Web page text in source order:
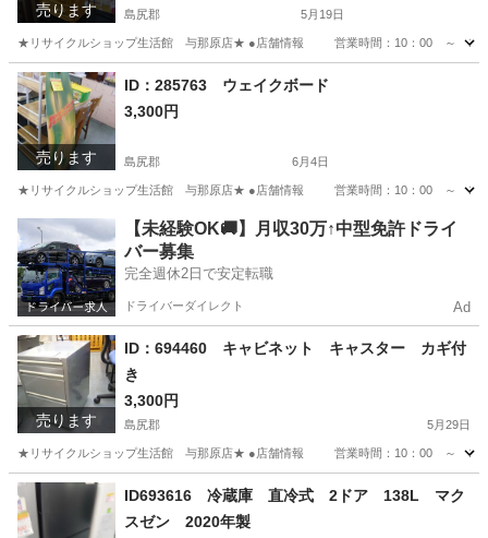
売ります 島尻郡 5月19日
★リサイクルショップ生活館 与那原店★ ●店舗情報 営業時間：10：00 ～ 19
沖縄 島尻郡
売ります
ID：285763 ウェイクボード
3,300円
島尻郡 6月4日
★リサイクルショップ生活館 与那原店★ ●店舗情報 営業時間：10：00 ～ 19
島尻郡 マリンスポーツ 商品
【未経験OK🚚】月収30万↑中型免許ドライ
バー募集
完全週休2日で安定転職
ドライバーダイレクト Ad
売ります
ID：694460 キャビネット キャスター カギ付
き
3,300円
島尻郡 5月29日
★リサイクルショップ生活館 与那原店★ ●店舗情報 営業時間：10：00 ～ 19
沖縄 島尻郡 商品
ID693616 冷蔵庫 直冷式 2ドア 138L マク
スゼン 2020年製